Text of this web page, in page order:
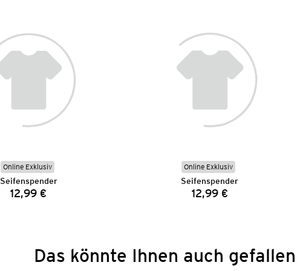
Online Exklusiv
Seifenspender
Preis:
12,99 €
Online Exklusiv
Seifenspender
Preis:
12,99 €
Das könnte Ihnen auch gefallen